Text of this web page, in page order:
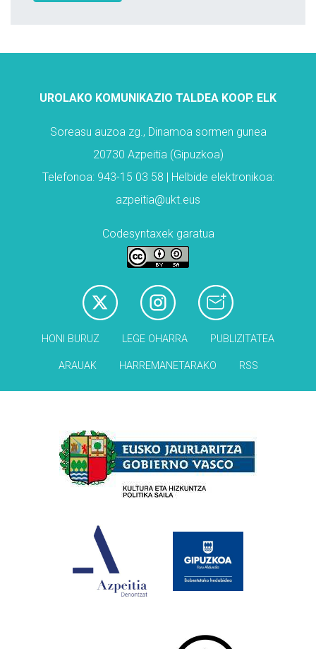
UROLAKO KOMUNIKAZIO TALDEA KOOP. ELK
Soreasu auzoa zg., Dinamoa sormen gunea
20730 Azpeitia (Gipuzkoa)
Telefonoa: 943-15 03 58 | Helbide elektronikoa:
azpeitia@ukt.eus
Codesyntaxek garatua
HONI BURUZ LEGE OHARRA PUBLIZITATEA
ARAUAK HARREMANETARAKO RSS